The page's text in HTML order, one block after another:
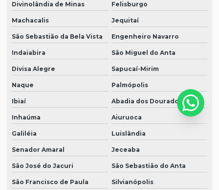
Divinolândia de Minas Felisburgo
Machacalis Jequitaí
São Sebastião da Bela Vista Engenheiro Navarro
Indaiabira São Miguel do Anta
Divisa Alegre Sapucaí-Mirim
Naque Palmópolis
Ibiaí Abadia dos Dourados
Inhaúma Aiuruoca
Galiléia Luislândia
Senador Amaral Jeceaba
São José do Jacuri São Sebastião do Anta
São Francisco de Paula Silvianópolis